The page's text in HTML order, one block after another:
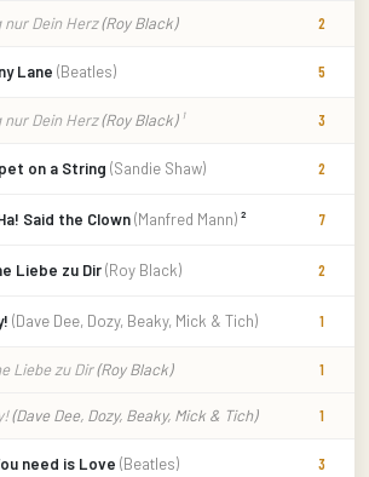
nur Dein Herz(Roy Black) 2
Lane (Beatles) 5
nur Dein Herz(Roy Black)¹ 3
on a String (Sandie Shaw) 2
Said the Clown(Manfred Mann)² 7
Liebe zu Dir(Roy Black) 2
(Dave Dee, Dozy, Beaky, Mick & Tich) 1
Liebe zu Dir(Roy Black) 1
(Dave Dee, Dozy, Beaky, Mick & Tich) 1
need is Love (Beatles) 3